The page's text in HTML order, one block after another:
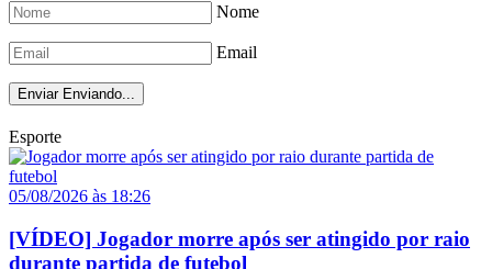
Nome
Email
Enviar Enviando...
Esporte
05/08/2026 às 18:26
[VÍDEO] Jogador morre após ser atingido por raio
durante partida de futebol